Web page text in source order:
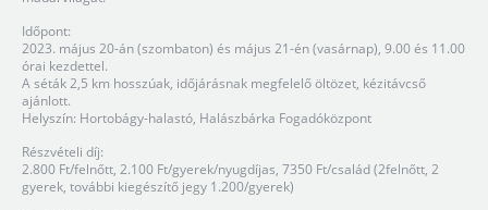
Időpont:
2023. május 20-án (szombaton) és május 21-én (vasárnap), 9.00 és 11.00
órai kezdettel.
A séták 2,5 km hosszúak, időjárásnak megfelelő öltözet, kézitávcső
ajánlott.
Helyszín: Hortobágy-halastó, Halászbárka Fogadóközpont
Részvételi díj:
2.800 Ft/felnőtt, 2.100 Ft/gyerek/nyugdíjas, 7350 Ft/család (2felnőtt, 2
gyerek, további kiegészítő jegy 1.200/gyerek)